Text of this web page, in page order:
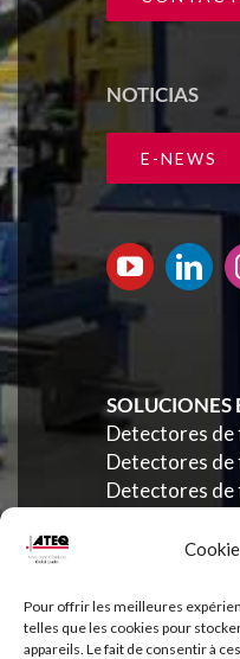
Pour offrir les meilleures
telles que les cookies pour
appareils. Le fait de consentir à
NOTICIAS
E-NEWS
SOLUCIONES
Detectores de
Detectores de
Detectores de
Probador de
Accesorios